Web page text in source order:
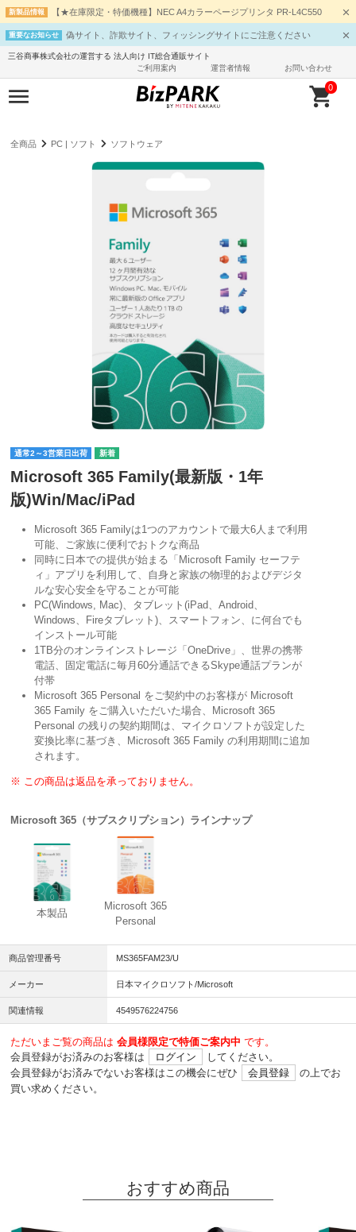
新製品情報 【★在庫限定・特価機種】NEC A4カラーページプリンタ PR-L4C550
重要なお知らせ 偽サイト、詐欺サイト、フィッシングサイトにご注意ください
三谷商事株式会社の運営する 法人向け IT総合通販サイト
ご利用案内
運営者情報 お問い合わせ
0
全商品 PC | ソフト ソフトウェア
通常2～3営業日出荷
Microsoft 365 Family(最新版・1年
版)Win/Mac/iPad
Microsoft 365 Familyは1つのアカウントで最大6人まで利用
可能、ご家族に便利でおトクな商品
同時に日本での提供が始まる「Microsoft Family セーフテ
ィ」アプリを利用して、自身と家族の物理的およびデジタ
ルな安心安全を守ることが可能
PC(Windows, Mac)、タブレット(iPad、Android、
Windows、Fireタブレット)、スマートフォン、に何台でも
インストール可能
1TB分のオンラインストレージ「OneDrive」、世界の携帯
電話、固定電話に毎月60分通話できるSkype通話プランが
付帯
Microsoft 365 Personal をご契約中のお客様が Microsoft
365 Family をご購入いただいた場合、Microsoft 365
Personal の残りの契約期間は、マイクロソフトが設定した
変換比率に基づき、Microsoft 365 Family の利用期間に追加
されます。
※ この商品は返品を承っておりません。
Microsoft 365（サブスクリプション）ラインナップ
本製品
Microsoft 365
Personal
商品管理番号 MS365FAM23/U
メーカー 日本マイクロソフト/Microsoft
関連情報 4549576224756
ただいまご覧の商品は 会員様限定で特価ご案内中 です。
会員登録がお済みのお客様は
ログイン
してください。
会員登録がお済みでないお客様はこの機会にぜひ
会員登録
の上でお
買い求めください。
おすすめ商品